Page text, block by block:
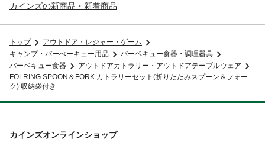
カインズの新商品・新着商品
トップ
アウトドア・レジャー・ゲーム
キャンプ・バーべーキュー用品
バーベキュー食器・調理器具
バーベキュー食器
アウトドアカトラリー・アウトドアテーブルウェア
FOLRING SPOON＆FORK カトラリーセット(折りたたみスプーン＆フォー
ク) 収納袋付き
カインズオンラインショップ